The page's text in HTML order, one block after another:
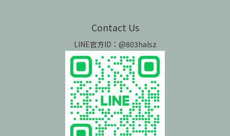
Contact Us
LINE官方ID：@803halsz